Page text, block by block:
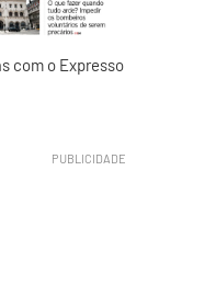
com o Expresso